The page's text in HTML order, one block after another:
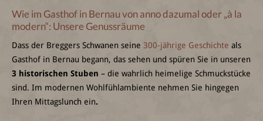
Wie im Gasthof in Bernau von anno dazumal oder „à la
modern“: Unsere Genussräume
Dass der Breggers Schwanen seine 300-jährige Geschichte als
Gasthof in Bernau begann, das sehen und spüren Sie in unseren
3 historischen Stuben – die wahrlich heimelige Schmuckstücke
sind. Im modernen Wohlfühlambiente nehmen Sie hingegen
Ihren Mittagslunch ein.